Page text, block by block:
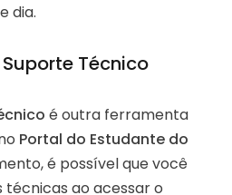
dia.
Técnico
é outra ferramenta
Portal do Estudante do
é possível que você
ao acessar o